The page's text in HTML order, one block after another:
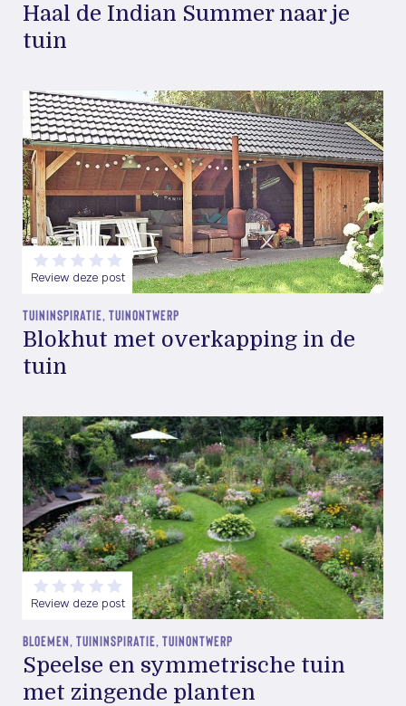
Haal de Indian Summer naar je
tuin
Review deze post
TUININSPIRATIE, TUINONTWERP
Blokhut met overkapping in de
tuin
Review deze post
BLOEMEN, TUININSPIRATIE, TUINONTWERP
Speelse en symmetrische tuin
met zingende planten